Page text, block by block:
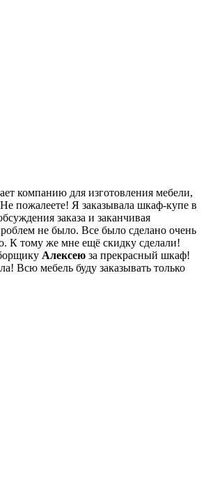
компанию для изготовления мебели,
пожалеете! Я заказывала шкаф-купе в
заказа и заканчивая
не было. Все было сделано очень
К тому же мне ещё скидку сделали!
Алексею за прекрасный шкаф!
Всю мебель буду заказывать только